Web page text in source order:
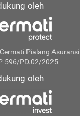
oleh
Pialang Asuransi
596/PD.02/2025
oleh